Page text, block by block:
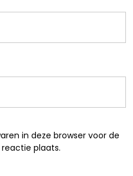
in deze browser voor de
plaats.